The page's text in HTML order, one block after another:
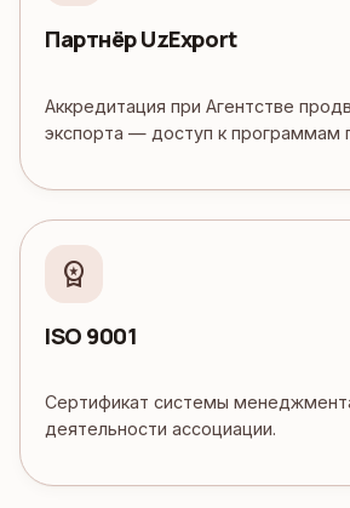
Партнёр UzExport
Аккредитация при Агентстве
экспорта — доступ к программам
workspace_premium
ISO 9001
Сертификат системы
деятельности ассоциации.